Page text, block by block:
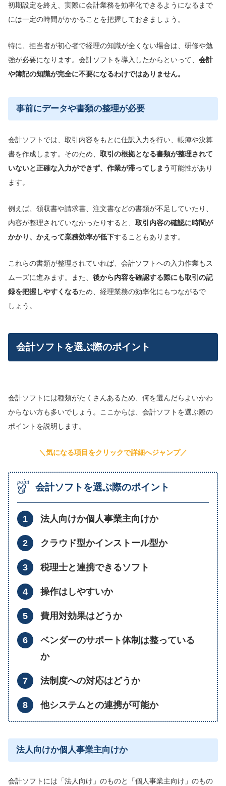
初期設定を終え、実際に会計業務を効率化できるようになるまで
には一定の時間がかかることを把握しておきましょう。
特に、担当者が初心者で経理の知識が全くない場合は、研修や勉
強が必要になります。会計ソフトを導入したからといって、 会計
や簿記の知識が完全に不要になるわけではありません。
事前にデータや書類の整理が必要
会計ソフトでは、取引内容をもとに仕訳入力を行い、帳簿や決算
書を作成します。そのため、 取引の根拠となる書類が整理されて
いないと正確な入力ができず、作業が滞ってしまう可能性があり
ます。
例えば、領収書や請求書、注文書などの書類が不足していたり、
内容が整理されていなかったりすると、 取引内容の確認に時間が
かかり、かえって業務効率が低下することもあります。
これらの書類が整理されていれば、会計ソフトへの入力作業もス
ムーズに進みます。また、 後から内容を確認する際にも取引の記
録を把握しやすくなるため、経理業務の効率化にもつながるで
しょう。
会計ソフトを選ぶ際のポイント
会計ソフトには種類がたくさんあるため、何を選んだらよいかわ
からない方も多いでしょう。ここからは、会計ソフトを選ぶ際の
ポイントを説明します。
＼気になる項目をクリックで詳細へジャンプ／
会計ソフトを選ぶ際のポイント
法人向けか個人事業主向けか
クラウド型かインストール型か
税理士と連携できるソフト
操作はしやすいか
費用対効果はどうか
ベンダーのサポート体制は整っている
か
法制度への対応はどうか
他システムとの連携が可能か
法人向けか個人事業主向けか
会計ソフトには「法人向け」のものと「個人事業主向け」のもの